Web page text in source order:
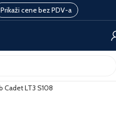
Prikaži cene bez PDV-a